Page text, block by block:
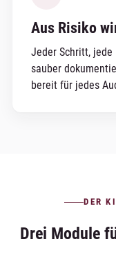
Aus Risiko
Jeder Schritt, jede
sauber
bereit für jedes
DER
Drei Module